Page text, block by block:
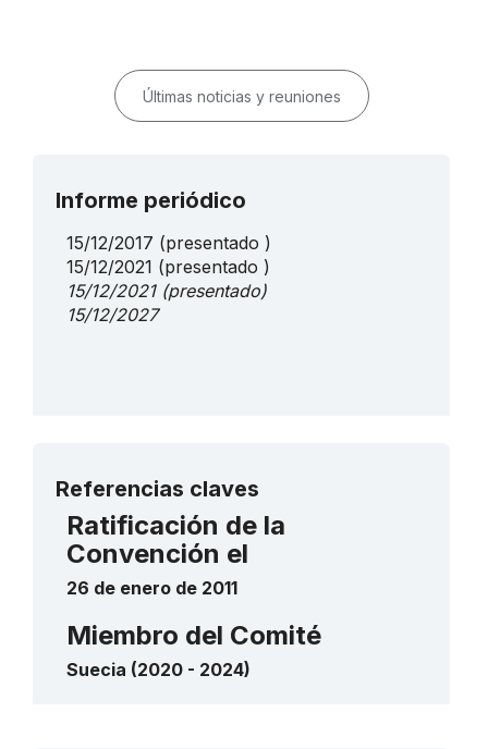
Últimas noticias y reuniones
Informe periódico
15/12/2017 (presentado )
15/12/2021 (presentado )
15/12/2021(presentado)
15/12/2027
Referencias claves
Ratificación de la
Convención el
26 de enero de 2011
Miembro del Comité
Suecia (2020 - 2024)